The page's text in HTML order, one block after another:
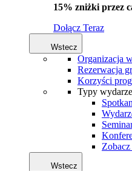
15% zniżki przez
Dołącz Teraz
Wstecz
Organizacja
Rezerwacja
Korzyści
Typy
Wstecz